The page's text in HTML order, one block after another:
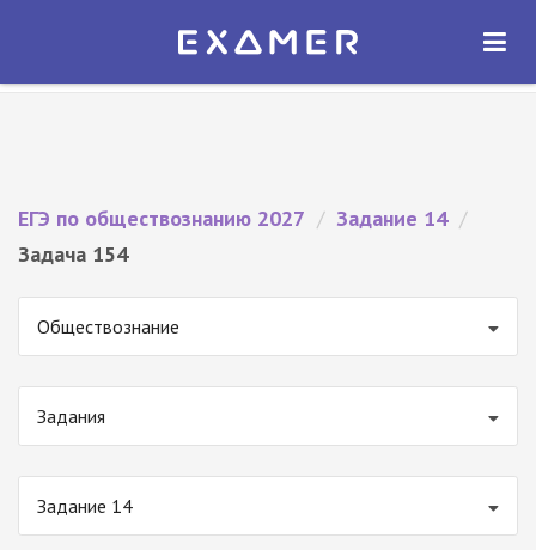
Экзамер — ЕГЭ 2027
ОТКРЫТЬ
ЕГЭ по обществознанию 2027 / Задание 14 /
Задача 154
Обществознание
Задания
Задание 14